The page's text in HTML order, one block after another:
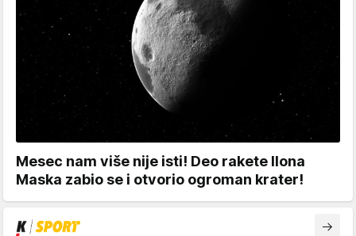
Mesec nam više nije isti! Deo rakete Ilona
Maska zabio se i otvorio ogroman krater!